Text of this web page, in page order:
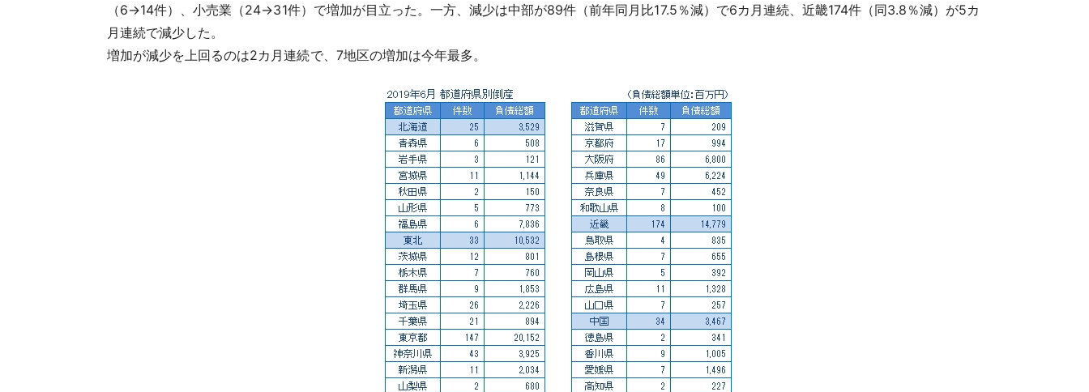
（6→14件）、小売業（24→31件）で増加が目立った。一方、減少は中部が89件（前年同月比17.5％減）で6カ月連続、近畿174件（同3.8％減）が5カ
月連続で減少した。
増加が減少を上回るのは2カ月連続で、7地区の増加は今年最多。